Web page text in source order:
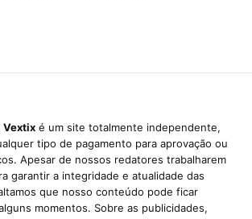
Vextix é um site totalmente independente,
tipo de pagamento para aprovação ou
Apesar de nossos redatores trabalharem
garantir a integridade e atualidade das
que nosso conteúdo pode ficar
momentos. Sobre as publicidades,